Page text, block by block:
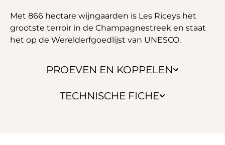
PROEVEN EN KOPPELEN
TECHNISCHE FICHE
Met 866 hectare wijngaarden is Les Riceys het
grootste terroir in de Champagnestreek en staat
het op de Werelderfgoedlijst van UNESCO.